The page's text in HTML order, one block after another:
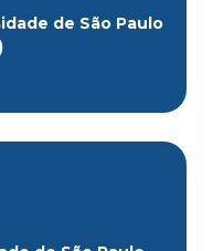
de São Paulo